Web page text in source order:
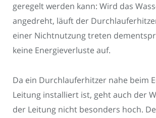
geregelt werden kann: Wird das
angedreht, läuft der
einer Nichtnutzung treten
keine Energieverluste auf.
Da ein Durchlauferhitzer nahe beim
Leitung installiert ist, geht auch der
der Leitung nicht besonders hoch.